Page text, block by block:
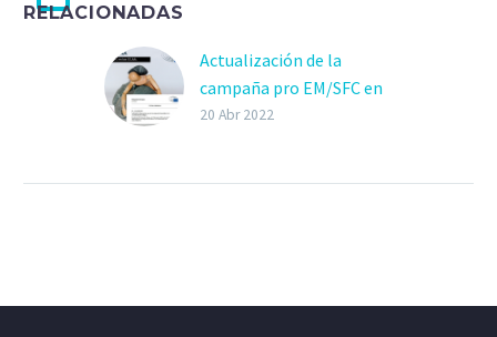
RELACIONADAS
Actualización de la
campaña pro EM/SFC en
las Comunidades
20 Abr 2022